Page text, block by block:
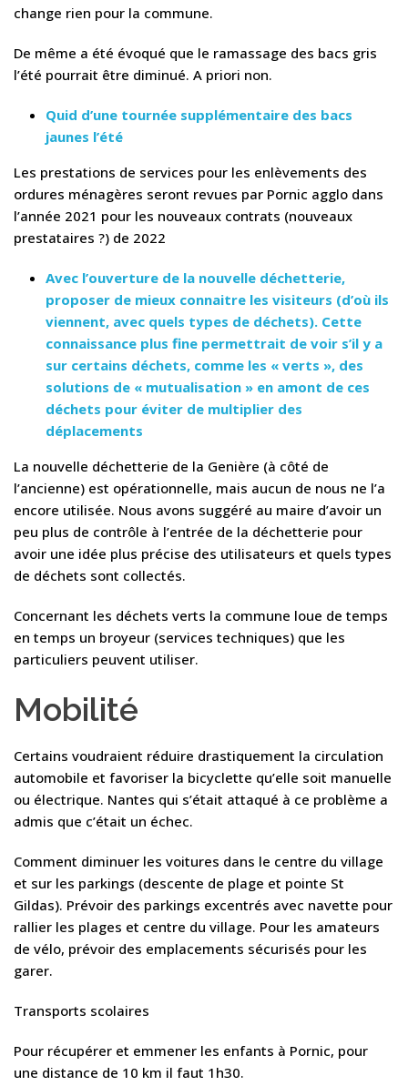
change rien pour la commune.
De même a été évoqué que le ramassage des bacs gris
l’été pourrait être diminué. A priori non.
Quid d’une tournée supplémentaire des bacs
jaunes l’été
Les prestations de services pour les enlèvements des
ordures ménagères seront revues par Pornic agglo dans
l’année 2021 pour les nouveaux contrats (nouveaux
prestataires ?) de 2022
Avec l’ouverture de la nouvelle déchetterie,
proposer de mieux connaitre les visiteurs (d’où ils
viennent, avec quels types de déchets). Cette
connaissance plus fine permettrait de voir s’il y a
sur certains déchets, comme les « verts », des
solutions de « mutualisation » en amont de ces
déchets pour éviter de multiplier des
déplacements
La nouvelle déchetterie de la Genière (à côté de
l’ancienne) est opérationnelle, mais aucun de nous ne l’a
encore utilisée. Nous avons suggéré au maire d’avoir un
peu plus de contrôle à l’entrée de la déchetterie pour
avoir une idée plus précise des utilisateurs et quels types
de déchets sont collectés.
Concernant les déchets verts la commune loue de temps
en temps un broyeur (services techniques) que les
particuliers peuvent utiliser.
Mobilité
Certains voudraient réduire drastiquement la circulation
automobile et favoriser la bicyclette qu’elle soit manuelle
ou électrique. Nantes qui s’était attaqué à ce problème a
admis que c’était un échec.
Comment diminuer les voitures dans le centre du village
et sur les parkings (descente de plage et pointe St
Gildas). Prévoir des parkings excentrés avec navette pour
rallier les plages et centre du village. Pour les amateurs
de vélo, prévoir des emplacements sécurisés pour les
garer.
Transports scolaires
Pour récupérer et emmener les enfants à Pornic, pour
une distance de 10 km il faut 1h30.